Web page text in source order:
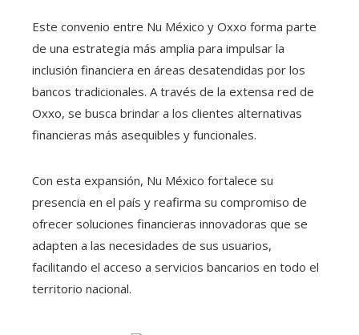
Este convenio entre Nu México y Oxxo forma parte
de una estrategia más amplia para impulsar la
inclusión financiera en áreas desatendidas por los
bancos tradicionales. A través de la extensa red de
Oxxo, se busca brindar a los clientes alternativas
financieras más asequibles y funcionales.
Con esta expansión, Nu México fortalece su
presencia en el país y reafirma su compromiso de
ofrecer soluciones financieras innovadoras que se
adapten a las necesidades de sus usuarios,
facilitando el acceso a servicios bancarios en todo el
territorio nacional.